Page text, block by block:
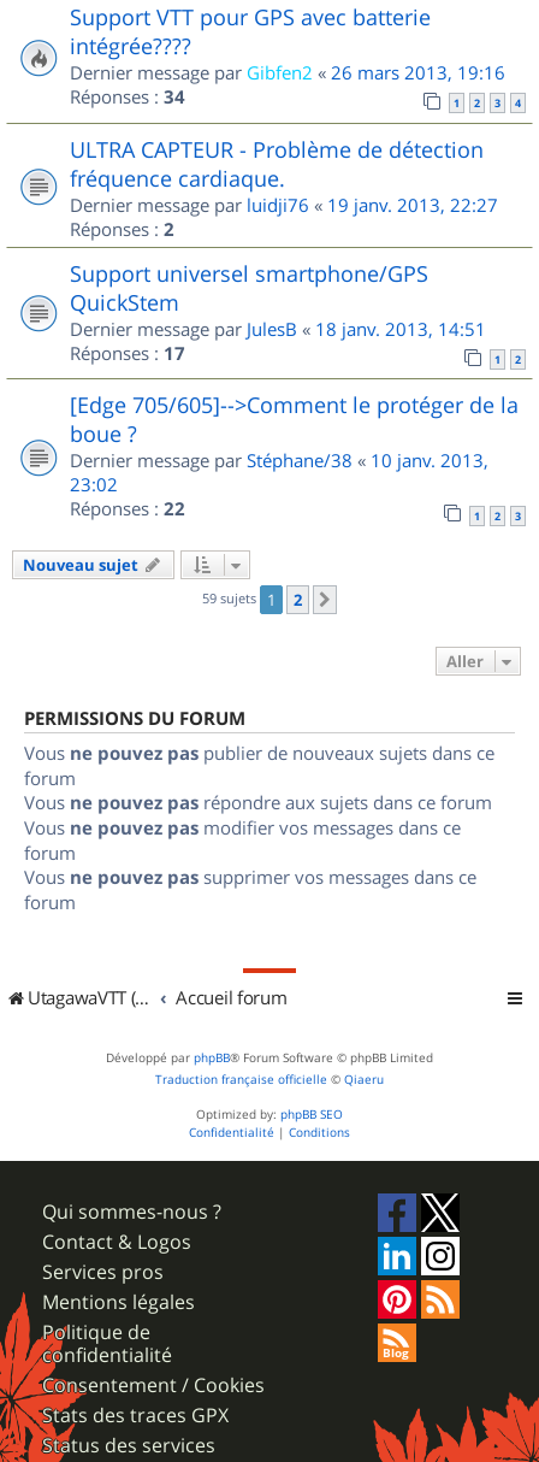
Support VTT pour GPS avec batterie
intégrée????
Dernier message par Gibfen2 « 26 mars 2013, 19:16
Réponses : 34 1 2 3 4
ULTRA CAPTEUR - Problème de détection
fréquence cardiaque.
Dernier message par luidji76 « 19 janv. 2013, 22:27
Réponses : 2
Support universel smartphone/GPS
QuickStem
Dernier message par JulesB « 18 janv. 2013, 14:51
Réponses : 17 1 2
[Edge 705/605]-->Comment le protéger de la
boue ?
Dernier message par Stéphane/38 « 10 janv. 2013,
23:02
Réponses : 22 1 2 3
Nouveau sujet
59 sujets 1 2
Aller
PERMISSIONS DU FORUM
Vous ne pouvez pas publier de nouveaux sujets dans ce
forum
Vous ne pouvez pas répondre aux sujets dans ce forum
Vous ne pouvez pas modifier vos messages dans ce
forum
Vous ne pouvez pas supprimer vos messages dans ce
forum
UtagawaVTT (Randos VTT et VTTAE avec traces GPS) Accueil forum
Développé par phpBB® Forum Software © phpBB Limited
Traduction française officielle © Qiaeru
Optimized by: phpBB SEO
Confidentialité | Conditions
Qui sommes-nous ?
Contact & Logos
Services pros
Mentions légales
Politique de
confidentialité
Consentement / Cookies
Stats des traces GPX
Status des services